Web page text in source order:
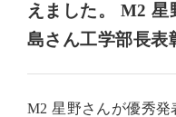
えました。 M2
島さん工学部長表
M2 星野さんが優秀発